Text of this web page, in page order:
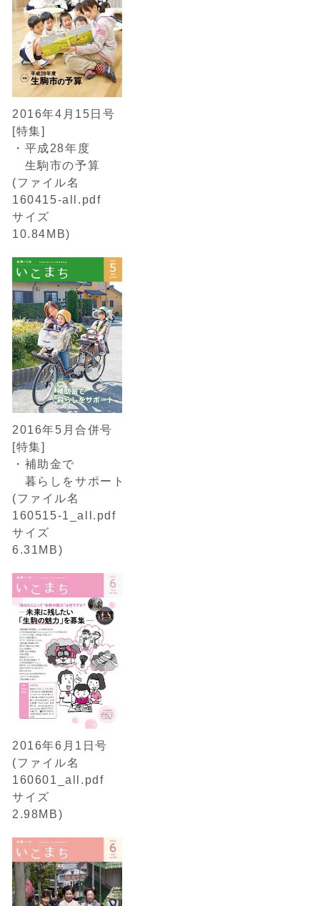
2016年4月15日号
[特集]
・平成28年度
生駒市の予算
(ファイル名
160415-all.pdf
サイズ
10.84MB)
2016年5月合併号
[特集]
・補助金で
暮らしをサポート
(ファイル名
160515-1_all.pdf
サイズ
6.31MB)
2016年6月1日号
(ファイル名
160601_all.pdf
サイズ
2.98MB)